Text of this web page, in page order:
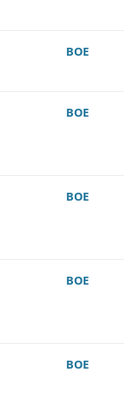
BOE
BOE
BOE
BOE
BOE